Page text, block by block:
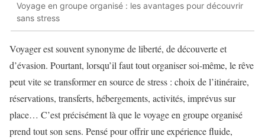
Voyage en groupe organisé : les avantages pour découvrir
sans stress
Voyager est souvent synonyme de liberté, de découverte et
d’évasion. Pourtant, lorsqu’il faut tout organiser soi-même, le rêve
peut vite se transformer en source de stress : choix de l’itinéraire,
réservations, transferts, hébergements, activités, imprévus sur
place… C’est précisément là que le voyage en groupe organisé
prend tout son sens. Pensé pour offrir une expérience fluide,